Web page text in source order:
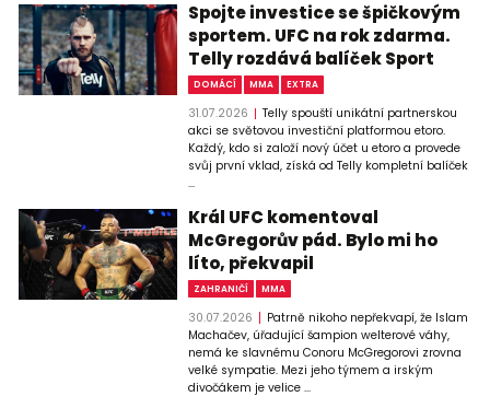
Spojte investice se špičkovým
sportem. UFC na rok zdarma.
Telly rozdává balíček Sport
DOMÁCÍ MMA EXTRA
31.07.2026
Telly spouští unikátní partnerskou
akci se světovou investiční platformou etoro.
Každý, kdo si založí nový účet u etoro a provede
svůj první vklad, získá od Telly kompletní balíček
...
Král UFC komentoval
McGregorův pád. Bylo mi ho
líto, překvapil
ZAHRANIČÍ MMA
30.07.2026
Patrně nikoho nepřekvapí, že Islam
Machačev, úřadující šampion welterové váhy,
nemá ke slavnému Conoru McGregorovi zrovna
velké sympatie. Mezi jeho týmem a irským
divočákem je velice ...